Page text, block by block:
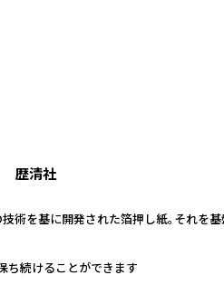
歴清社
術を基に開発された箔押し紙。それ
ち続けることができます